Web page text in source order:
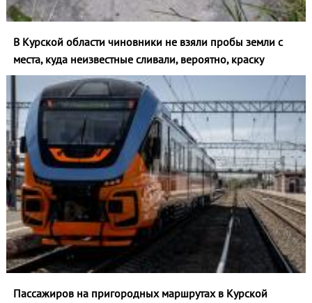
В Курской области чиновники не взяли пробы земли с
места, куда неизвестные сливали, вероятно, краску
Пассажиров на пригородных маршрутах в Курской